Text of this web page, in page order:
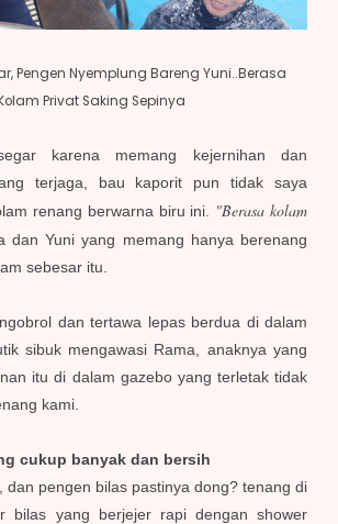
Pengen Nyemplung Bareng Yuni..Berasa
Privat Saking Sepinya
karena memang kejernihan dan
terjaga, bau kaporit pun tidak saya
renang berwarna biru ini.
"Berasa kolam
dan Yuni yang memang hanya berenang
sebesar itu.
dan tertawa lepas berdua di dalam
sibuk mengawasi Rama, anaknya yang
itu di dalam gazebo yang terletak tidak
kami.
cukup banyak dan bersih
dan pengen bilas pastinya dong? tenang di
bilas yang berjejer rapi dengan shower